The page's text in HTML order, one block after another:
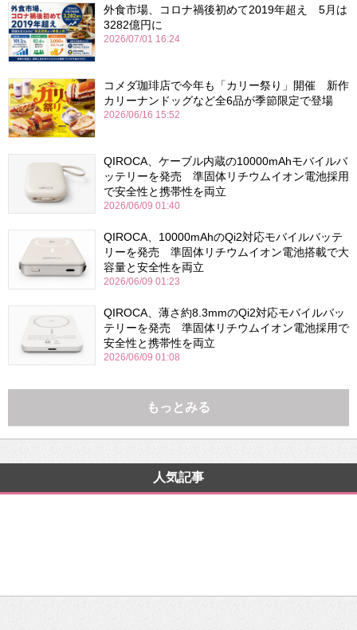
外食市場、コロナ禍後初めて2019年超え 5月は
3282億円に
2026/07/01 16:24
コメダ珈琲店で今年も「カリー祭り」開催 新作
カリーナンドッグなど全6品が季節限定で登場
2026/06/16 15:52
QIROCA、ケーブル内蔵の10000mAhモバイルバ
ッテリーを発売 準固体リチウムイオン電池採用
で安全性と携帯性を両立
2026/06/09 01:40
QIROCA、10000mAhのQi2対応モバイルバッテ
リーを発売 準固体リチウムイオン電池搭載で大
容量と安全性を両立
2026/06/09 01:23
QIROCA、薄さ約8.3mmのQi2対応モバイルバッ
テリーを発売 準固体リチウムイオン電池採用で
安全性と携帯性を両立
2026/06/09 01:08
もっとみる
人気記事